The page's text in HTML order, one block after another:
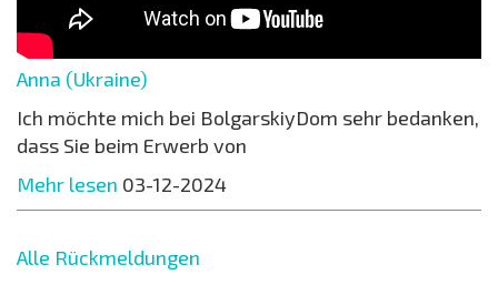
Anna (Ukraine)
Ich möchte mich bei BolgarskiyDom sehr bedanken,
dass Sie beim Erwerb von
Mehr lesen 03-12-2024
Alle Rückmeldungen